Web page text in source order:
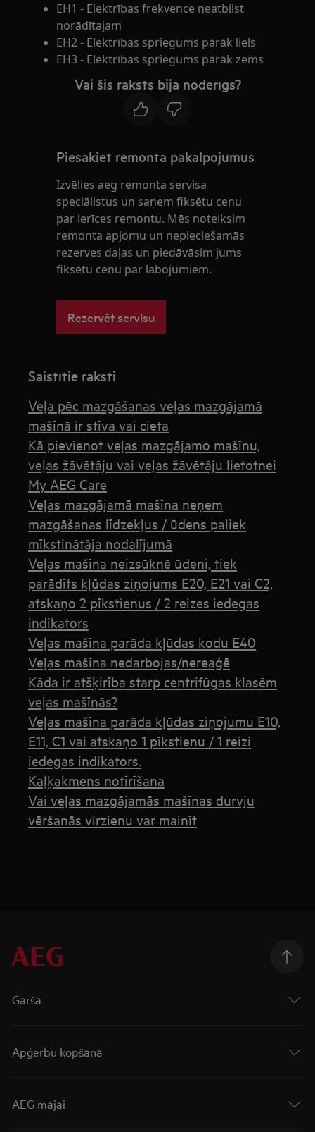
EH1 - Elektrības frekvence neatbilst
norādītajam
EH2 - Elektrības spriegums pārāk liels
EH3 - Elektrības spriegums pārāk zems
Vai šis raksts bija noderīgs?
Piesakiet remonta pakalpojumus
Izvēlies aeg remonta servisa
speciālistus un saņem fiksētu cenu
par ierīces remontu. Mēs noteiksim
remonta apjomu un nepieciešamās
rezerves daļas un piedāvāsim jums
fiksētu cenu par labojumiem.
Rezervēt servisu
Saistītie raksti
Veļa pēc mazgāšanas veļas mazgājamā
mašīnā ir stīva vai cieta
Kā pievienot veļas mazgājamo mašīnu,
veļas žāvētāju vai veļas žāvētāju lietotnei
My AEG Care
Veļas mazgājamā mašīna neņem
mazgāšanas līdzekļus / ūdens paliek
mīkstinātāja nodalījumā
Veļas mašīna neizsūknē ūdeni, tiek
parādīts kļūdas ziņojums E20, E21 vai C2,
atskaņo 2 pīkstienus / 2 reizes iedegas
indikators
Veļas mašīna parāda kļūdas kodu E40
Veļas mašīna nedarbojas/nereaģē
Kāda ir atšķirība starp centrifūgas klasēm
veļas mašīnās?
Veļas mašīna parāda kļūdas ziņojumu E10,
E11, C1 vai atskaņo 1 pīkstienu / 1 reizi
iedegas indikators.
Kaļķakmens notīrīšana
Vai veļas mazgājamās mašīnas durvju
vēršanās virzienu var mainīt
Garša
Apģērbu kopšana
AEG mājai